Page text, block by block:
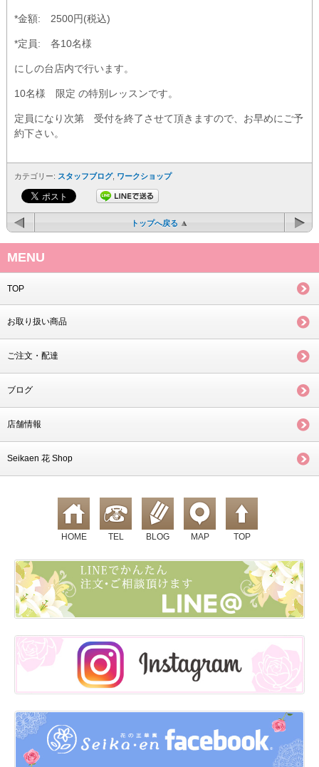
*金額: 2500円(税込)
*定員: 各10名様
にしの台店内で行います。
10名様 限定 の特別レッスンです。
定員になり次第 受付を終了させて頂きますので、お早めにご予
約下さい。
カテゴリー: スタッフブログ, ワークショップ
トップへ戻る
MENU
TOP
お取り扱い商品
ご注文・配達
ブログ
店舗情報
Seikaen 花 Shop
HOME TEL BLOG MAP TOP